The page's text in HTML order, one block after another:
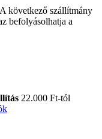
következő szállítmány
befolyásolhatja a
22.000 Ft-tól